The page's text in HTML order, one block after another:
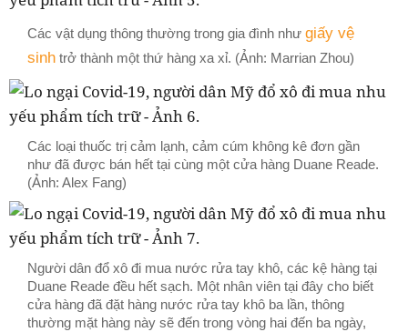
Các vật dụng thông thường trong gia đình như giấy vệ
sinh trở thành một thứ hàng xa xỉ. (Ảnh: Marrian Zhou)
Các loại thuốc trị cảm lạnh, cảm cúm không kê đơn gần
như đã được bán hết tại cùng một cửa hàng Duane Reade.
(Ảnh: Alex Fang)
Người dân đổ xô đi mua nước rửa tay khô, các kệ hàng tại
Duane Reade đều hết sạch. Một nhân viên tại đây cho biết
cửa hàng đã đặt hàng nước rửa tay khô ba lần, thông
thường mặt hàng này sẽ đến trong vòng hai đến ba ngày,